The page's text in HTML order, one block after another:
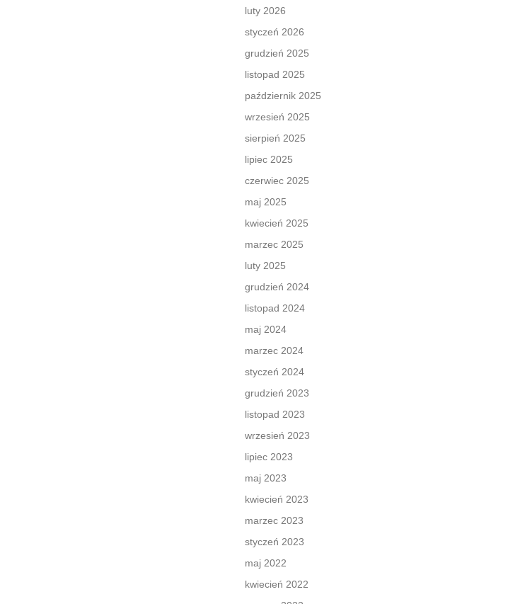
luty 2026
styczeń 2026
grudzień 2025
listopad 2025
październik 2025
wrzesień 2025
sierpień 2025
lipiec 2025
czerwiec 2025
maj 2025
kwiecień 2025
marzec 2025
luty 2025
grudzień 2024
listopad 2024
maj 2024
marzec 2024
styczeń 2024
grudzień 2023
listopad 2023
wrzesień 2023
lipiec 2023
maj 2023
kwiecień 2023
marzec 2023
styczeń 2023
maj 2022
kwiecień 2022